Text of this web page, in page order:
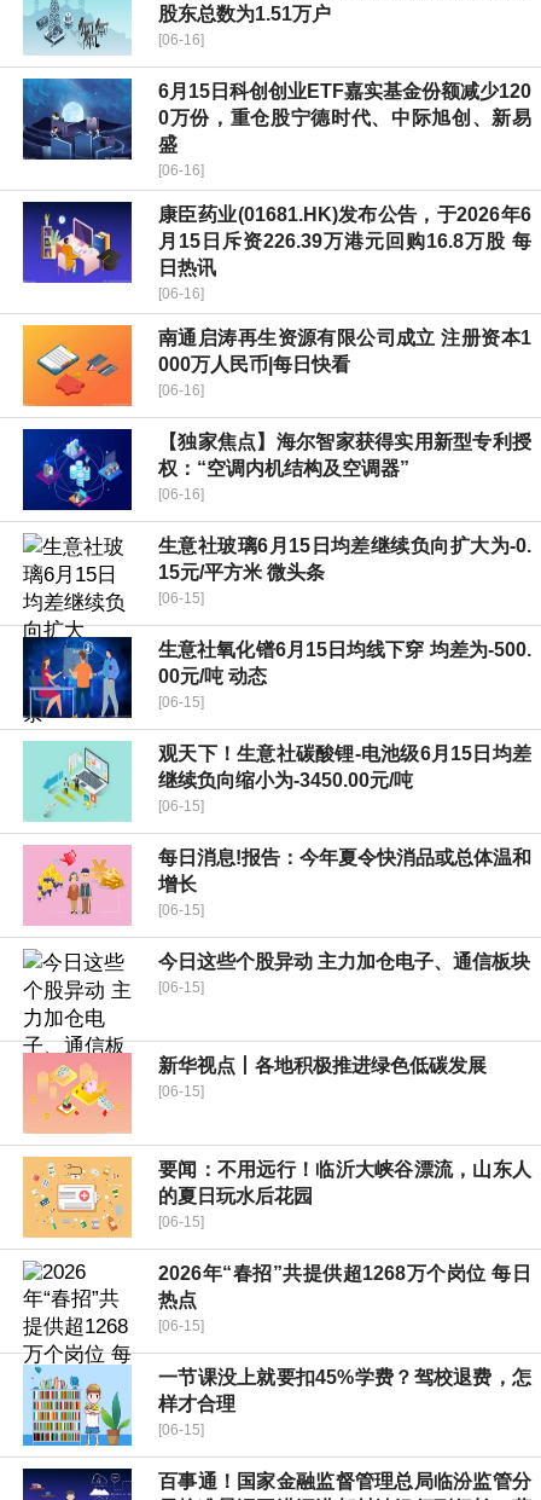
股东总数为1.51万户
[06-16]
6月15日科创创业ETF嘉实基金份额减少120
0万份，重仓股宁德时代、中际旭创、新易
盛
[06-16]
康臣药业(01681.HK)发布公告，于2026年6
月15日斥资226.39万港元回购16.8万股 每
日热讯
[06-16]
南通启涛再生资源有限公司成立 注册资本1
000万人民币|每日快看
[06-16]
【独家焦点】海尔智家获得实用新型专利授
权：“空调内机结构及空调器”
[06-16]
生意社玻璃6月15日均差继续负向扩大为-0.
15元/平方米 微头条
[06-15]
生意社氧化镨6月15日均线下穿 均差为-500.
00元/吨 动态
[06-15]
观天下！生意社碳酸锂-电池级6月15日均差
继续负向缩小为-3450.00元/吨
[06-15]
每日消息!报告：今年夏令快消品或总体温和
增长
[06-15]
今日这些个股异动 主力加仓电子、通信板块
[06-15]
新华视点丨各地积极推进绿色低碳发展
[06-15]
要闻：不用远行！临沂大峡谷漂流，山东人
的夏日玩水后花园
[06-15]
2026年“春招”共提供超1268万个岗位 每日
热点
[06-15]
一节课没上就要扣45%学费？驾校退费，怎
样才合理
[06-15]
百事通！国家金融监督管理总局临汾监管分